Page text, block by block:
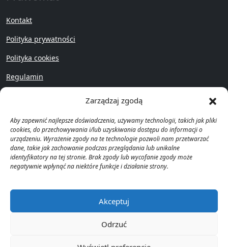
Zarządzaj zgodą
Aby zapewnić najlepsze doświadczenia, używamy technologii, takich jak pliki
cookies, do przechowywania i/lub uzyskiwania dostępu do informacji o
urządzeniu. Wyrażenie zgody na te technologie pozwoli nam przetwarzać
dane, takie jak zachowanie podczas przeglądania lub unikalne
identyfikatory na tej stronie. Brak zgody lub wycofanie zgody może
negatywnie wpłynąć na niektóre funkcje i działanie strony.
Akceptuj
Odrzuć
Kontakt
Polityka prywatności
Polityka cookies
Regulamin
Copyright © Prawomat 2023 -